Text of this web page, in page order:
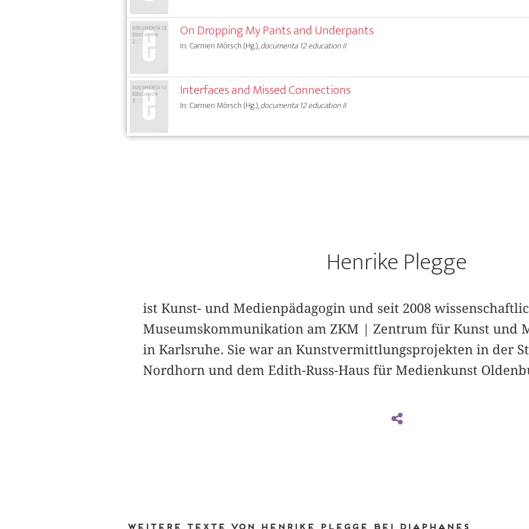
On Dropping My Pants and Underpants
In: Carmen Mörsch (Hg.),documenta 12 education II
Interfaces and Missed Connections
In: Carmen Mörsch (Hg.),documenta 12 education II
Henrike Plegge
ist Kunst- und Medienpädagogin und seit 2008
Museumskommunikation am ZKM | Zentrum für Kunst und
in Karlsruhe. Sie war an Kunstvermittlungsprojekten in der
Nordhorn und dem Edith-Russ-Haus für Medienkunst
Weitere Texte von Henrike Plegge bei DIAPHANES